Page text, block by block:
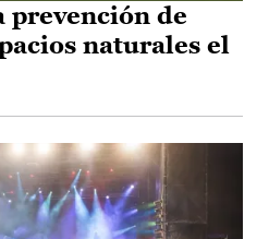
prevención de
naturales el